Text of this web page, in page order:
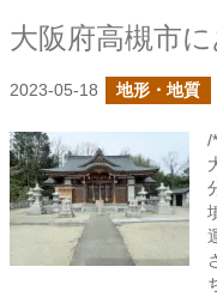
大阪府高槻市
2023-05-18 地形・地質
/